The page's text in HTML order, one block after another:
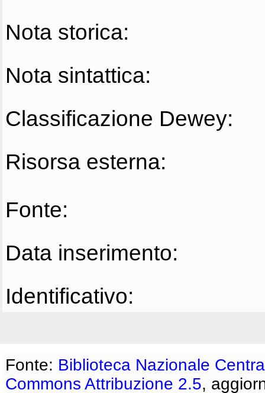
Nota storica:
Nota sintattica:
Classificazione Dewey:
Risorsa esterna:
Fonte:
Data inserimento:
Identificativo:
Fonte: Biblioteca Nazionale
Commons Attribuzione 2.5,